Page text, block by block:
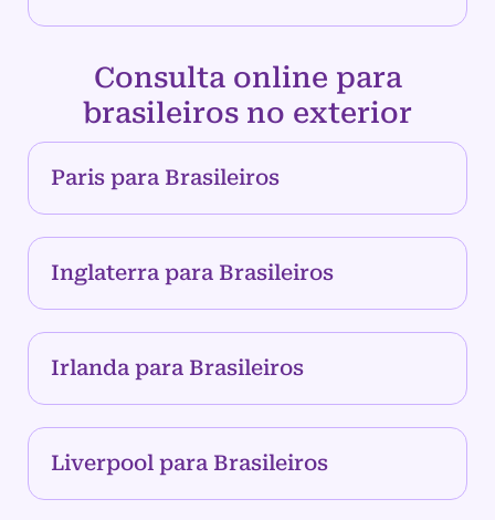
Consulta online para
brasileiros no exterior
Paris para Brasileiros
Inglaterra para Brasileiros
Irlanda para Brasileiros
Liverpool para Brasileiros